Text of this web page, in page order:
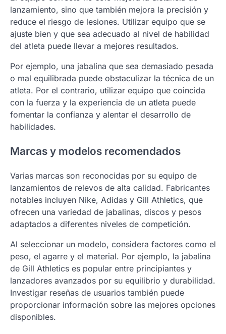
lanzamiento, sino que también mejora la precisión y
reduce el riesgo de lesiones. Utilizar equipo que se
ajuste bien y que sea adecuado al nivel de habilidad
del atleta puede llevar a mejores resultados.
Por ejemplo, una jabalina que sea demasiado pesada
o mal equilibrada puede obstaculizar la técnica de un
atleta. Por el contrario, utilizar equipo que coincida
con la fuerza y la experiencia de un atleta puede
fomentar la confianza y alentar el desarrollo de
habilidades.
Marcas y modelos recomendados
Varias marcas son reconocidas por su equipo de
lanzamientos de relevos de alta calidad. Fabricantes
notables incluyen Nike, Adidas y Gill Athletics, que
ofrecen una variedad de jabalinas, discos y pesos
adaptados a diferentes niveles de competición.
Al seleccionar un modelo, considera factores como el
peso, el agarre y el material. Por ejemplo, la jabalina
de Gill Athletics es popular entre principiantes y
lanzadores avanzados por su equilibrio y durabilidad.
Investigar reseñas de usuarios también puede
proporcionar información sobre las mejores opciones
disponibles.